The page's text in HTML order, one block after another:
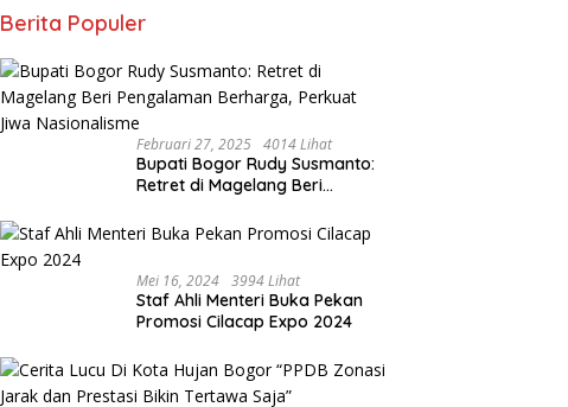
Berita Populer
Februari 27, 2025 4014 Lihat
Bupati Bogor Rudy Susmanto:
Retret di Magelang Beri
Jiwa Nasionalisme
Mei 16, 2024 3994 Lihat
Staf Ahli Menteri Buka Pekan
Promosi Cilacap Expo 2024